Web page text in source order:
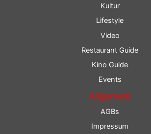
Kultur
Lifestyle
Video
Restaurant Guide
Kino Guide
Events
Allgemein
AGBs
Impressum